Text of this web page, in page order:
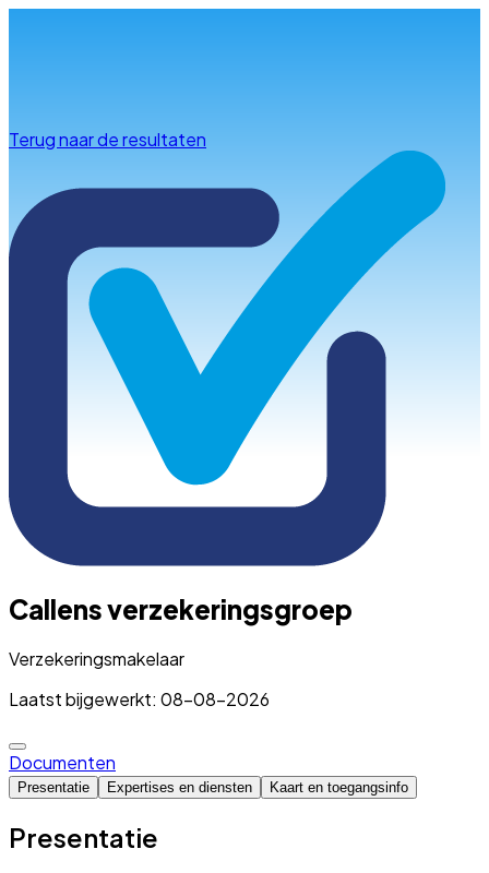
Terug naar de resultaten
Callens verzekeringsgroep
Verzekeringsmakelaar
Laatst bijgewerkt: 08-08-2026
Documenten
Presentatie Expertises en diensten Kaart en toegangsinfo
Presentatie